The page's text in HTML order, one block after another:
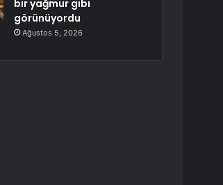
bir yağmur gibi
görünüyordu
Ağustos 5, 2026